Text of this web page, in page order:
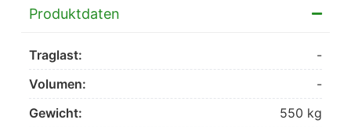
Produktdaten
Traglast:
-
Volumen:
-
Gewicht:
550 kg